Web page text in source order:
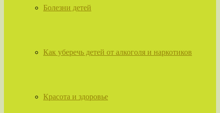
Болезни детей
Как уберечь детей от алкоголя и наркотиков
Красота и здоровье